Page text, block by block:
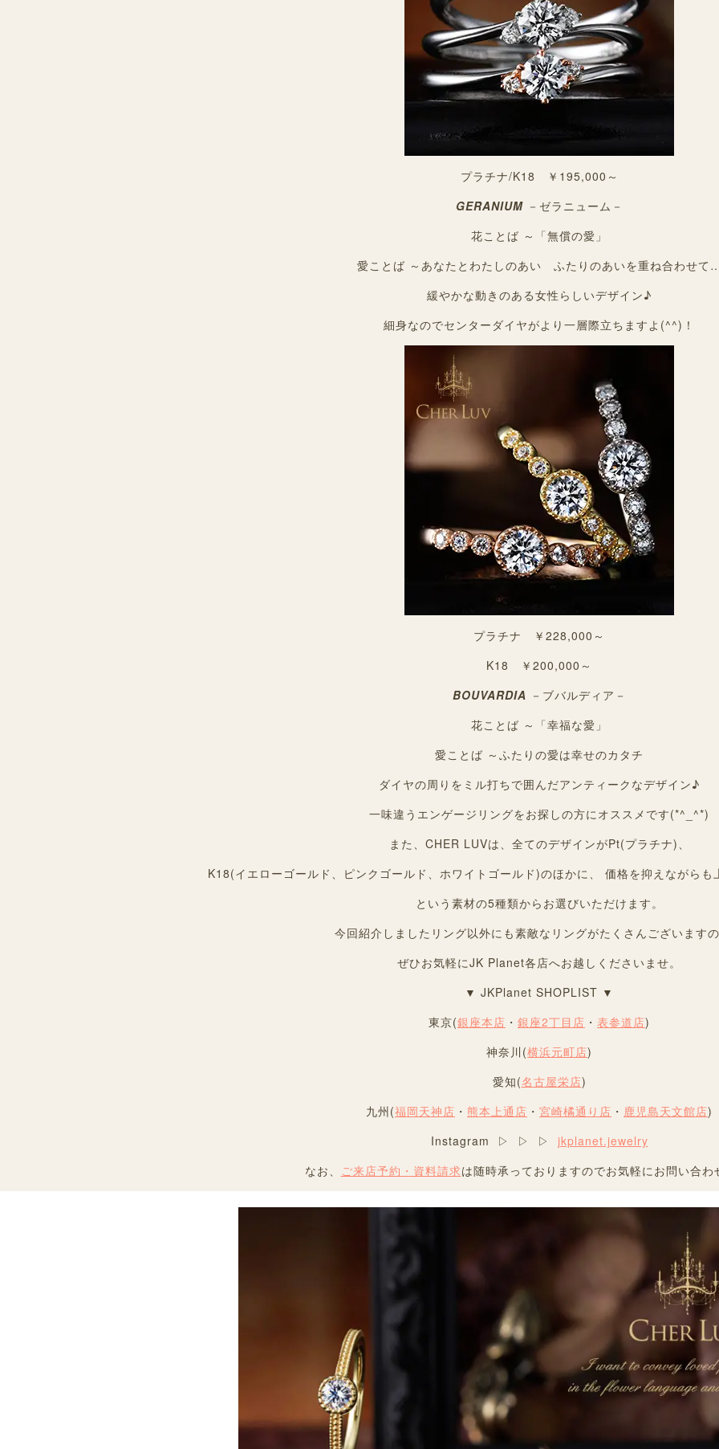
プラチナ/K18 ￥195,000～
GERANIUM －ゼラニューム－
花ことば ～「無償の愛」
愛ことば ～あなたとわたしのあい ふたりのあいを重ね合わせて
緩やかな動きのある女性らしいデザイン♪
細身なのでセンターダイヤがより一層際立ちますよ(^^)！
プラチナ ￥228,000～
K18 ￥200,000～
BOUVARDIA －ブバルディア－
花ことば ～「幸福な愛」
愛ことば ～ふたりの愛は幸せのカタチ
ダイヤの周りをミル打ちで囲んだアンティークなデザイン♪
一味違うエンゲージリングをお探しの方にオススメです(*^_^*)
また、CHER LUVは、全てのデザインがPt(プラチナ)、
K18(イエローゴールド、ピンクゴールド、ホワイトゴールド)のほかに、 価格を抑えながら
という素材の5種類からお選びいただけます。
今回紹介しましたリング以外にも素敵なリングがたくさんございます
ぜひお気軽にJK Planet各店へお越しくださいませ。
▼ JKPlanet SHOPLIST ▼
東京(銀座本店 ・ 銀座2丁目店 ・ 表参道店)
神奈川(横浜元町店)
愛知(名古屋栄店)
九州(福岡天神店 ・ 熊本上通店 ・ 宮崎橘通り店 ・ 鹿児島天文館店)
Instagram ▷ ▷ ▷ jkplanet.jewelry
なお、
ご来店予約・資料請求は随時承っておりますのでお気軽にお問い合わ